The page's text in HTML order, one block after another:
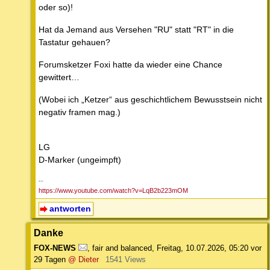
oder so)!
Hat da Jemand aus Versehen "RU" statt "RT" in die
Tastatur gehauen?
Forumsketzer Foxi hatte da wieder eine Chance
gewittert…
(Wobei ich „Ketzer“ aus geschichtlichem Bewusstsein nicht
negativ framen mag.)
LG
D-Marker (ungeimpft)
--
https://www.youtube.com/watch?v=LqB2b223mOM
antworten
Danke
FOX-NEWS fair and balanced Freitag, 10.07.2026, 05:20 vor
29 Tagen @ Dieter 1541 Views